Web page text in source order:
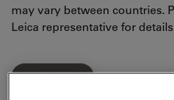
may vary between countries.
Leica representative for
了解更多